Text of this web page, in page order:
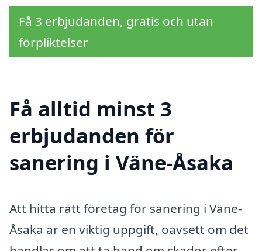
Få 3 erbjudanden, gratis och utan
förpliktelser
Få alltid minst 3
erbjudanden för
sanering i Väne-Åsaka
Att hitta rätt företag för sanering i Väne-
Åsaka är en viktig uppgift, oavsett om det